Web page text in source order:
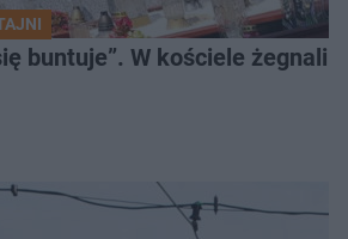
buntuje”. W kościele żegnali